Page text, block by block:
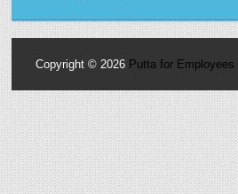
Copyright © 2026 Putta for Employees